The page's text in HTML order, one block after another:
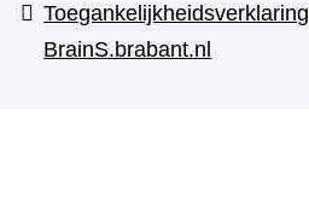
Toegankelijkheidsverklaring
BrainS.brabant.nl